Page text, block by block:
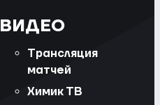
ВИДЕО
Трансляция
матчей
Химик ТВ